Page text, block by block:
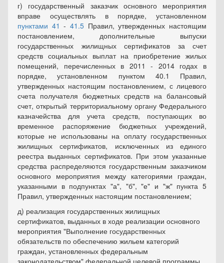
г) государственный заказчик основного мероприятия
вправе осуществлять в порядке, установленном
пунктами 41 -41.5 Правил, утвержденных настоящим
постановлением, дополнительные выпуски
государственных жилищных сертификатов за счет
средств социальных выплат на приобретение жилых
помещений, перечисленных в 2011 - 2014 годах в
порядке, установленном пунктом 40.1 Правил,
утвержденных настоящим постановлением, с лицевого
счета получателя бюджетных средств на балансовый
счет, открытый территориальному органу Федерального
казначейства для учета средств, поступающих во
временное распоряжение бюджетных учреждений,
которые не использованы на оплату государственных
жилищных сертификатов, исключенных из единого
реестра выданных сертификатов. При этом указанные
средства распределяются государственным заказчиком
основного мероприятия между категориями граждан,
указанными в подпунктах "а", "б", "е" и "ж" пункта 5
Правил, утвержденных настоящим постановлением;
д) реализация государственных жилищных
сертификатов, выданных в ходе реализации основного
мероприятия "Выполнение государственных
обязательств по обеспечению жильем категорий
граждан, установленных федеральным
законодательством" федеральной целевой программы